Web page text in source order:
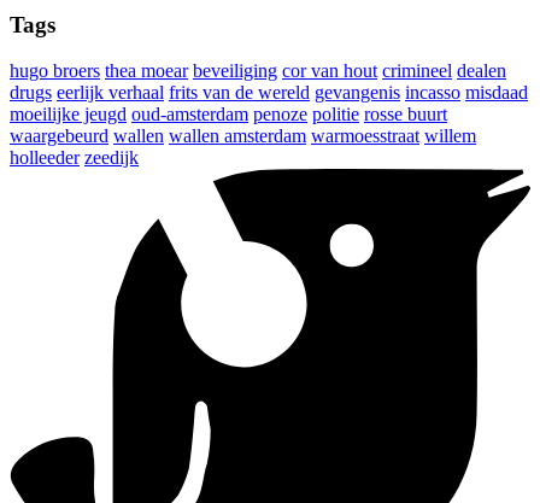
Tags
hugo broers thea moear beveiliging cor van hout crimineel dealen
drugs eerlijk verhaal frits van de wereld gevangenis incasso misdaad
moeilijke jeugd oud-amsterdam penoze politie rosse buurt
waargebeurd wallen wallen amsterdam warmoesstraat willem
holleeder zeedijk